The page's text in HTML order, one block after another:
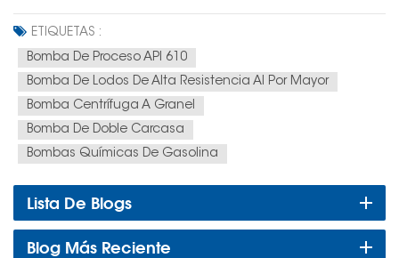
ETIQUETAS :
Bomba De Proceso API 610
Bomba De Lodos De Alta Resistencia Al Por Mayor
Bomba Centrífuga A Granel
Bomba De Doble Carcasa
Bombas Químicas De Gasolina
Lista De Blogs
Blog Más Reciente